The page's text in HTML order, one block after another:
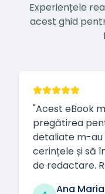
Experiențele
acest ghid
"Acest eBook
pregătirea
detaliate m-au
cerințele și să
de redactare.
Ana Maria